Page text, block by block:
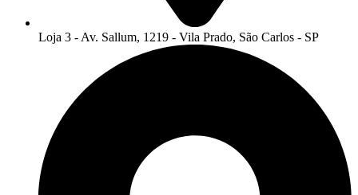
Loja 3 - Av. Sallum, 1219 - Vila Prado, São Carlos - SP